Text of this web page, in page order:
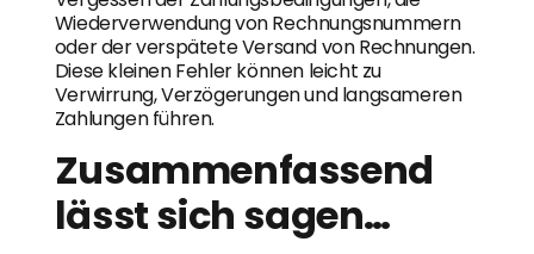
Wiederverwendung von Rechnungsnummern
oder der verspätete Versand von Rechnungen.
Diese kleinen Fehler können leicht zu
Verwirrung, Verzögerungen und langsameren
Zahlungen führen.
Zusammenfassend
lässt sich sagen…